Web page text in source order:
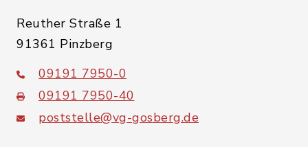
Reuther Straße 1
91361 Pinzberg
09191 7950-0
09191 7950-40
poststelle@vg-gosberg.de